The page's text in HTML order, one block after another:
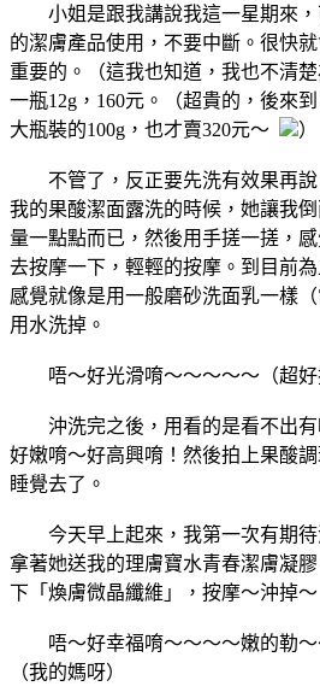
小姐是跟我講說我這一星期來，
的潔膚產品使用，不要中斷。很快
重要的。（這我也知道，我也不清
一瓶12g，160元。（超貴的，後來
大瓶裝的100g，也才賣320元～
）
不管了，反正要先洗有效果再說
我的果酸潔面露洗的時候，她讓我
量一點點而已，然後用手搓一搓，
去按摩一下，輕輕的按摩。到目前
感覺就像是用一般磨砂洗面乳一樣
用水洗掉。
唔～好光滑唷～～～～～（超好
沖洗完之後，用看的是看不出有
好嫩唷～好高興唷！然後拍上果酸
睡覺去了。
今天早上起來，我第一次有期待
拿著她送我的理膚寶水青春潔膚凝
下「煥膚微晶纖維」，按摩～沖掉～
唔～好幸福唷～～～～嫩的勒～
（我的媽呀）